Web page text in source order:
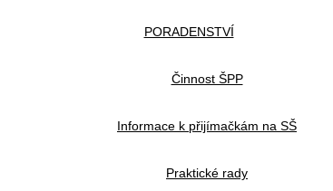
PORADENSTVÍ
Činnost ŠPP
Informace k přijímačkám na SŠ
Praktické rady